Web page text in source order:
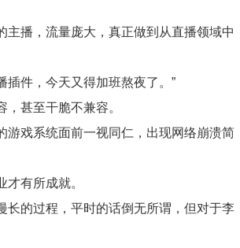
播，流量庞大，真正做到从直播领域中
插件，今天又得加班熬夜了。”
甚至干脆不兼容。
戏系统面前一视同仁，出现网络崩溃简
有所成就。
长的过程，平时的话倒无所谓，但对于李